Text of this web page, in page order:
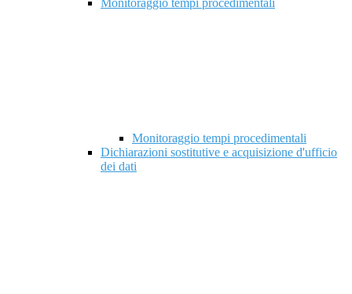
Monitoraggio tempi procedimentali
Monitoraggio tempi procedimentali
Dichiarazioni sostitutive e acquisizione d'ufficio
dei dati